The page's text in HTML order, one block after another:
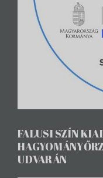
FALUSI SZÍN
UDVARÁN